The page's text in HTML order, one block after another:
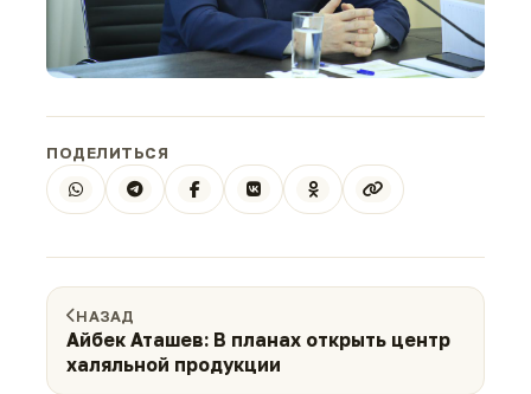
ПОДЕЛИТЬСЯ
НАЗАД
Айбек Аташев: В планах открыть центр
халяльной продукции